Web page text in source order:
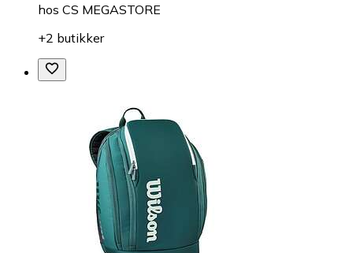
hos CS MEGASTORE
+2 butikker